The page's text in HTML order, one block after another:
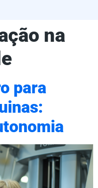
na
para